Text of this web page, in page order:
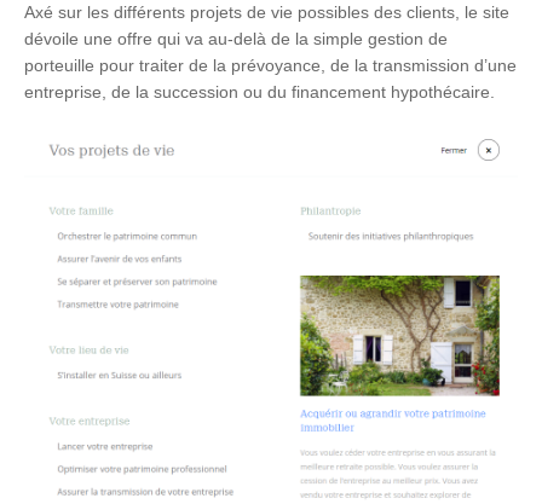
Axé sur les différents projets de vie possibles des clients, le site
dévoile une offre qui va au-delà de la simple gestion de
porteuille pour traiter de la prévoyance, de la transmission d’une
entreprise, de la succession ou du financement hypothécaire.